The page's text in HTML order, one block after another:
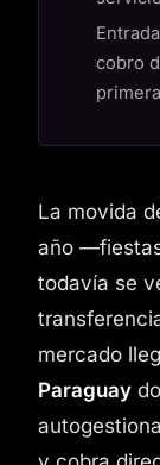
cobro
La movida
año
todavía se
mercado
Paraguay